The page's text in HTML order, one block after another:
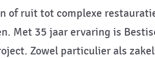
of ruit tot complexe
Met 35 jaar ervaring is
Zowel particulier als